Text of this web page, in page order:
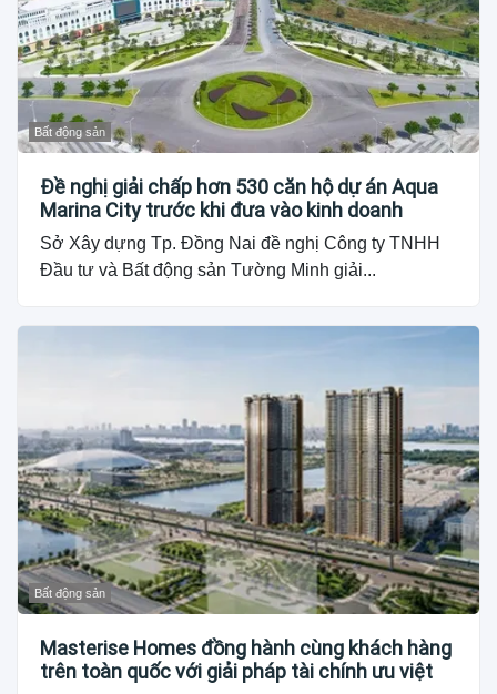
Bất động sản
Đề nghị giải chấp hơn 530 căn hộ dự án Aqua
Marina City trước khi đưa vào kinh doanh
Sở Xây dựng Tp. Đồng Nai đề nghị Công ty TNHH
Đầu tư và Bất động sản Tường Minh giải...
Bất động sản
Masterise Homes đồng hành cùng khách hàng
trên toàn quốc với giải pháp tài chính ưu việt